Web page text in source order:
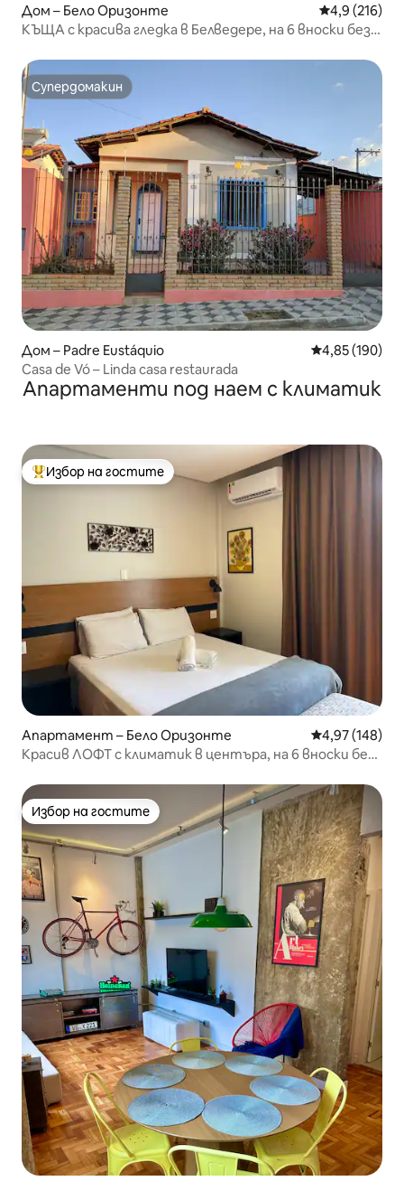
Дом – Бело Оризонте Средна
4,9 (216)
КЪЩА с красива гледка в Белведере, на 6 вноски без
Супердомакин
Супердомакин
Дом – Padre Eustáquio Средна
4,85 (190)
Casa de Vó – Linda casa restaurada
Апартаменти под наем с климатик
Най-популярен избор на гостите
Избор на гостите
Апартамент – Бело Оризонте Средна
4,97 (148)
Красив ЛОФТ с климатик в центъра, на 6 вноски без
Избор на гостите
Избор на гостите